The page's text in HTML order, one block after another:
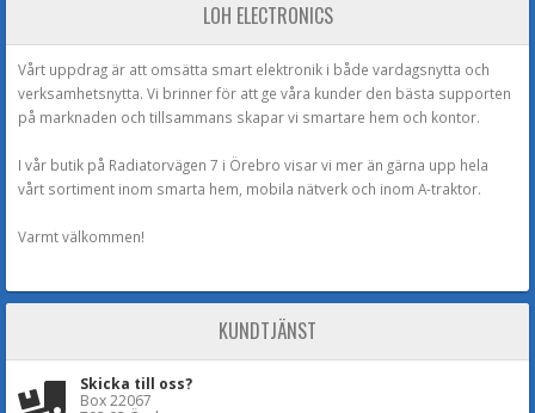
LOH ELECTRONICS
Vårt uppdrag är att omsätta smart elektronik i både vardagsnytta och
verksamhetsnytta. Vi brinner för att ge våra kunder den bästa supporten
på marknaden och tillsammans skapar vi smartare hem och kontor.
I vår butik på Radiatorvägen 7 i Örebro visar vi mer än gärna upp hela
vårt sortiment inom smarta hem, mobila nätverk och inom A-traktor.
Varmt välkommen!
KUNDTJÄNST
Skicka till oss?
Box 22067